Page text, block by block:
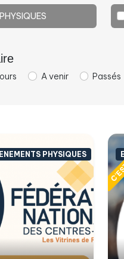
A venir Passés
PHYSIQUES